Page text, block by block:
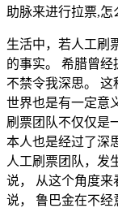
助脉来进行拉票,怎
生活中，若人工刷
的事实。 希腊曾
不禁令我深思。
世界也是有一定意
刷票团队不仅仅是
本人也是经过了深
人工刷票团队，发
说， 从这个角度来
说， 鲁巴金在不经